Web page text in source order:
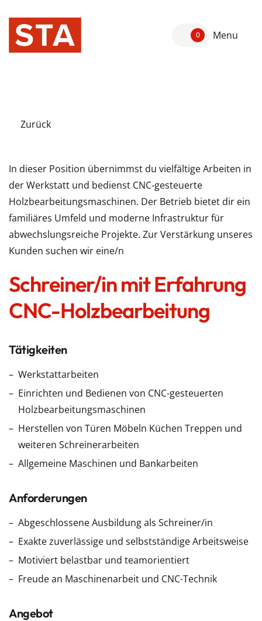
0 Menu
Zurück
In dieser Position übernimmst du vielfältige Arbeiten in
der Werkstatt und bedienst CNC-gesteuerte
Holzbearbeitungsmaschinen. Der Betrieb bietet dir ein
familiäres Umfeld und moderne Infrastruktur für
abwechslungsreiche Projekte. Zur Verstärkung unseres
Kunden suchen wir eine/n
Schreiner/in mit Erfahrung
CNC-Holzbearbeitung
Tätigkeiten
Werkstattarbeiten
Einrichten und Bedienen von CNC-gesteuerten
Holzbearbeitungsmaschinen
Herstellen von Türen Möbeln Küchen Treppen und
weiteren Schreinerarbeiten
Allgemeine Maschinen und Bankarbeiten
Anforderungen
Abgeschlossene Ausbildung als Schreiner/in
Exakte zuverlässige und selbstständige Arbeitsweise
Motiviert belastbar und teamorientiert
Freude an Maschinenarbeit und CNC-Technik
Angebot